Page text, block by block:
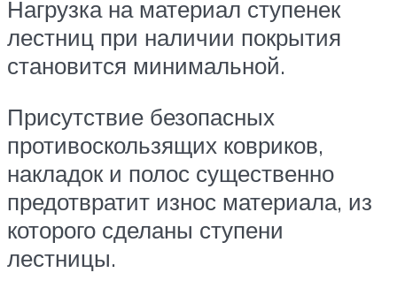
Нагрузка на материал ступенек
лестниц при наличии покрытия
становится минимальной.
Присутствие безопасных
противоскользящих ковриков,
накладок и полос существенно
предотвратит износ материала, из
которого сделаны ступени
лестницы.